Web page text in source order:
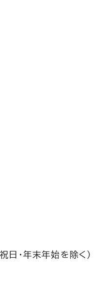
・年末年始を除く）